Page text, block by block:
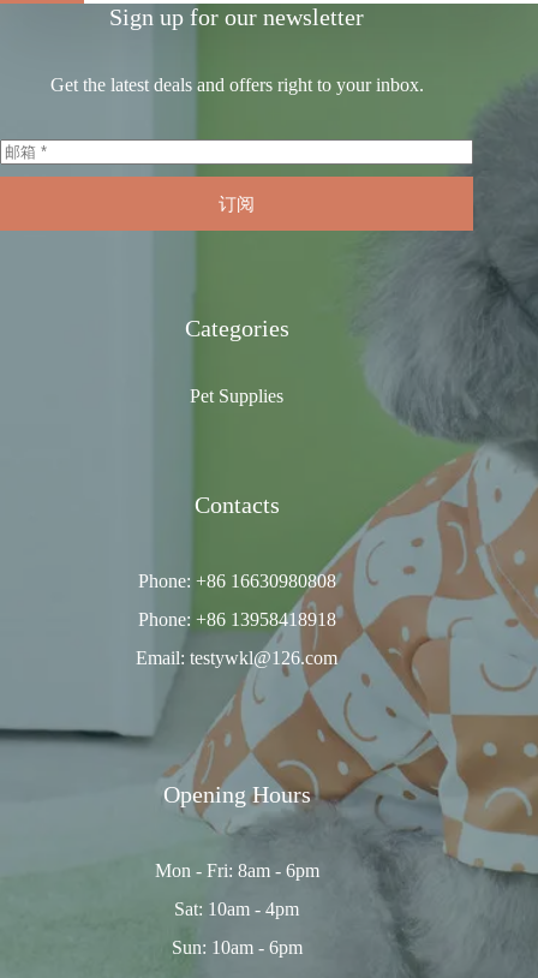
Sign up for our newsletter
Get the latest deals and offers right to your inbox.
订阅
Categories
Pet Supplies
Contacts
Phone: +86 16630980808
Phone: +86 13958418918
Email: testywkl@126.com
Opening Hours
Mon - Fri: 8am - 6pm
Sat: 10am - 4pm
Sun: 10am - 6pm